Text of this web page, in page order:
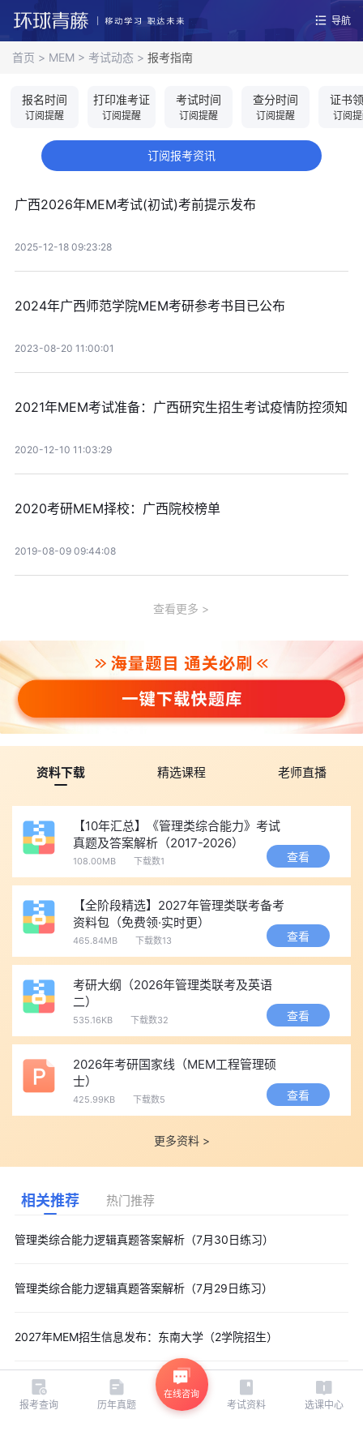
导航
首页 > MEM > 考试动态 > 报考指南
报名时间
订阅提醒
打印准考证
订阅提醒
考试时间
订阅提醒
查分时间
订阅提醒
证书
订阅
订阅报考资讯
广西2026年MEM考试(初试)考前提示发布
2025-12-18 09:23:28
2024年广西师范学院MEM考研参考书目已公布
2023-08-20 11:00:01
2021年MEM考试准备：广西研究生招生考试疫情防控须知
2020-12-10 11:03:29
2020考研MEM择校：广西院校榜单
2019-08-09 09:44:08
查看更多
资料下载 精选课程 老师直播
【10年汇总】《管理类综合能力》考试
真题及答案解析（2017-2026）
108.00MB 下载数1 查看
【全阶段精选】2027年管理类联考备考
资料包（免费领·实时更）
465.84MB 下载数13 查看
考研大纲（2026年管理类联考及英语
二）
535.16KB 下载数32 查看
2026年考研国家线（MEM工程管理硕
士）
425.99KB 下载数5 查看
更多资料 >
相关推荐 热门推荐
管理类综合能力逻辑真题答案解析（7月30日练习）
管理类综合能力逻辑真题答案解析（7月29日练习）
2027年MEM招生信息发布：东南大学（2学院招生）
相关推荐 热门推荐
报考查询 历年真题
在线咨询
考试资料 选课中心